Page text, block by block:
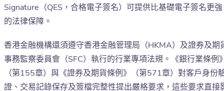
Signature（QES，合格電子簽名）可提供比基礎電子簽名更強
的法律保障。
香港金融機構還須遵守香港金融管理局（HKMA）及證券及期
事務監察委員會（SFC）執行的行業專項法規。《銀行業條例
（第155章）與《證券及期貨條例》（第571章）對客戶身份
證、交易記錄保存及簽檔完整性提出嚴格要求，這些要求直接